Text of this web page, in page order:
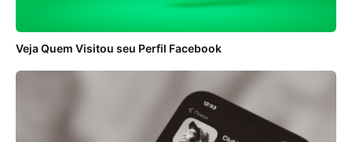
Veja Quem Visitou seu Perfil Facebook